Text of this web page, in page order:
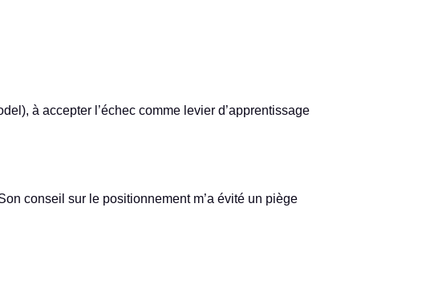
à accepter l’échec comme levier d’apprentissage
conseil sur le positionnement m’a évité un piège